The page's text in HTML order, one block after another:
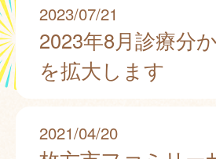
2023/07/21
2023年8月診療分
を拡大します
2021/04/20